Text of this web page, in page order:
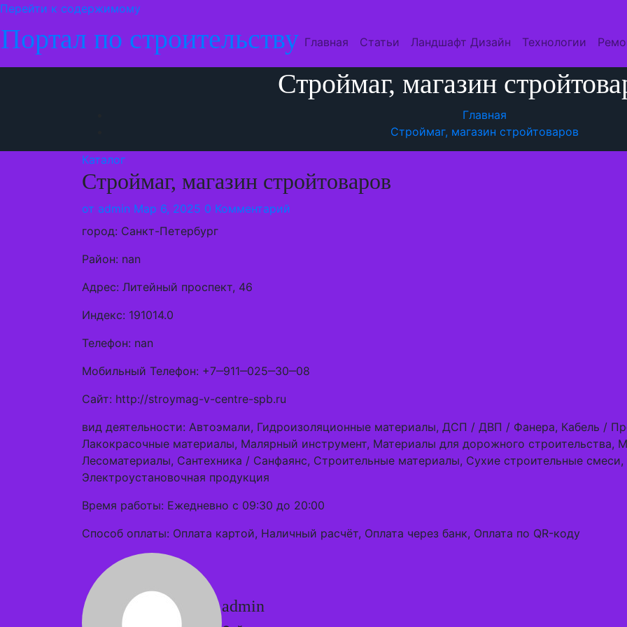
Перейти к содержимому
Портал по строительству Главная Статьи Ландшафт Дизайн Технологии
Строймаг, магазин
Главная
Строймаг, магазин стройтоваров
Каталог
Строймаг, магазин стройтоваров
от admin Мар 6, 2025 0 Комментарий
город: Санкт-Петербург
Район: nan
Адрес: Литейный проспект, 46
Индекс: 191014.0
Телефон: nan
Мобильный Телефон: +7‒911‒025‒30‒08
Сайт: http://stroymag-v-centre-spb.ru
вид деятельности: Автоэмали, Гидроизоляционные материалы, ДСП / ДВП / Фанера, Кабель /
Лакокрасочные материалы, Малярный инструмент, Материалы для дорожного строительства,
Лесоматериалы, Сантехника / Санфаянс, Строительные материалы, Сухие строительные
Электроустановочная продукция
Время работы: Ежедневно с 09:30 до 20:00
Способ оплаты: Оплата картой, Наличный расчёт, Оплата через банк, Оплата по QR-коду
admin